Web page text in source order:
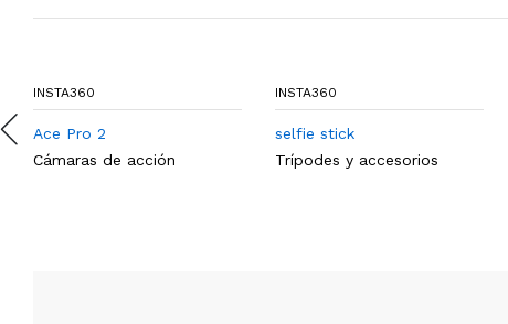
INSTA360
Ace Pro 2
Cámaras de acción
INSTA360
selfie stick
Trípodes y accesorios